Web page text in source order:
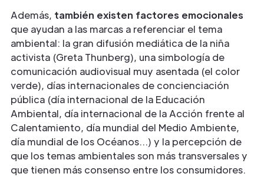
Además, también existen factores emocionales
que ayudan a las marcas a referenciar el tema
ambiental: la gran difusión mediática de la niña
activista (Greta Thunberg), una simbología de
comunicación audiovisual muy asentada (el color
verde), días internacionales de concienciación
pública (día internacional de la Educación
Ambiental, día internacional de la Acción frente al
Calentamiento, día mundial del Medio Ambiente,
día mundial de los Océanos…) y la percepción de
que los temas ambientales son más transversales y
que tienen más consenso entre los consumidores.